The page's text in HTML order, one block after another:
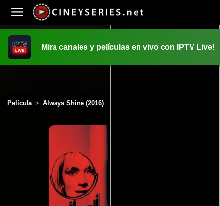
Mira canales y películas en vivo con IPTV Live!
Película > Always Shine (2016)